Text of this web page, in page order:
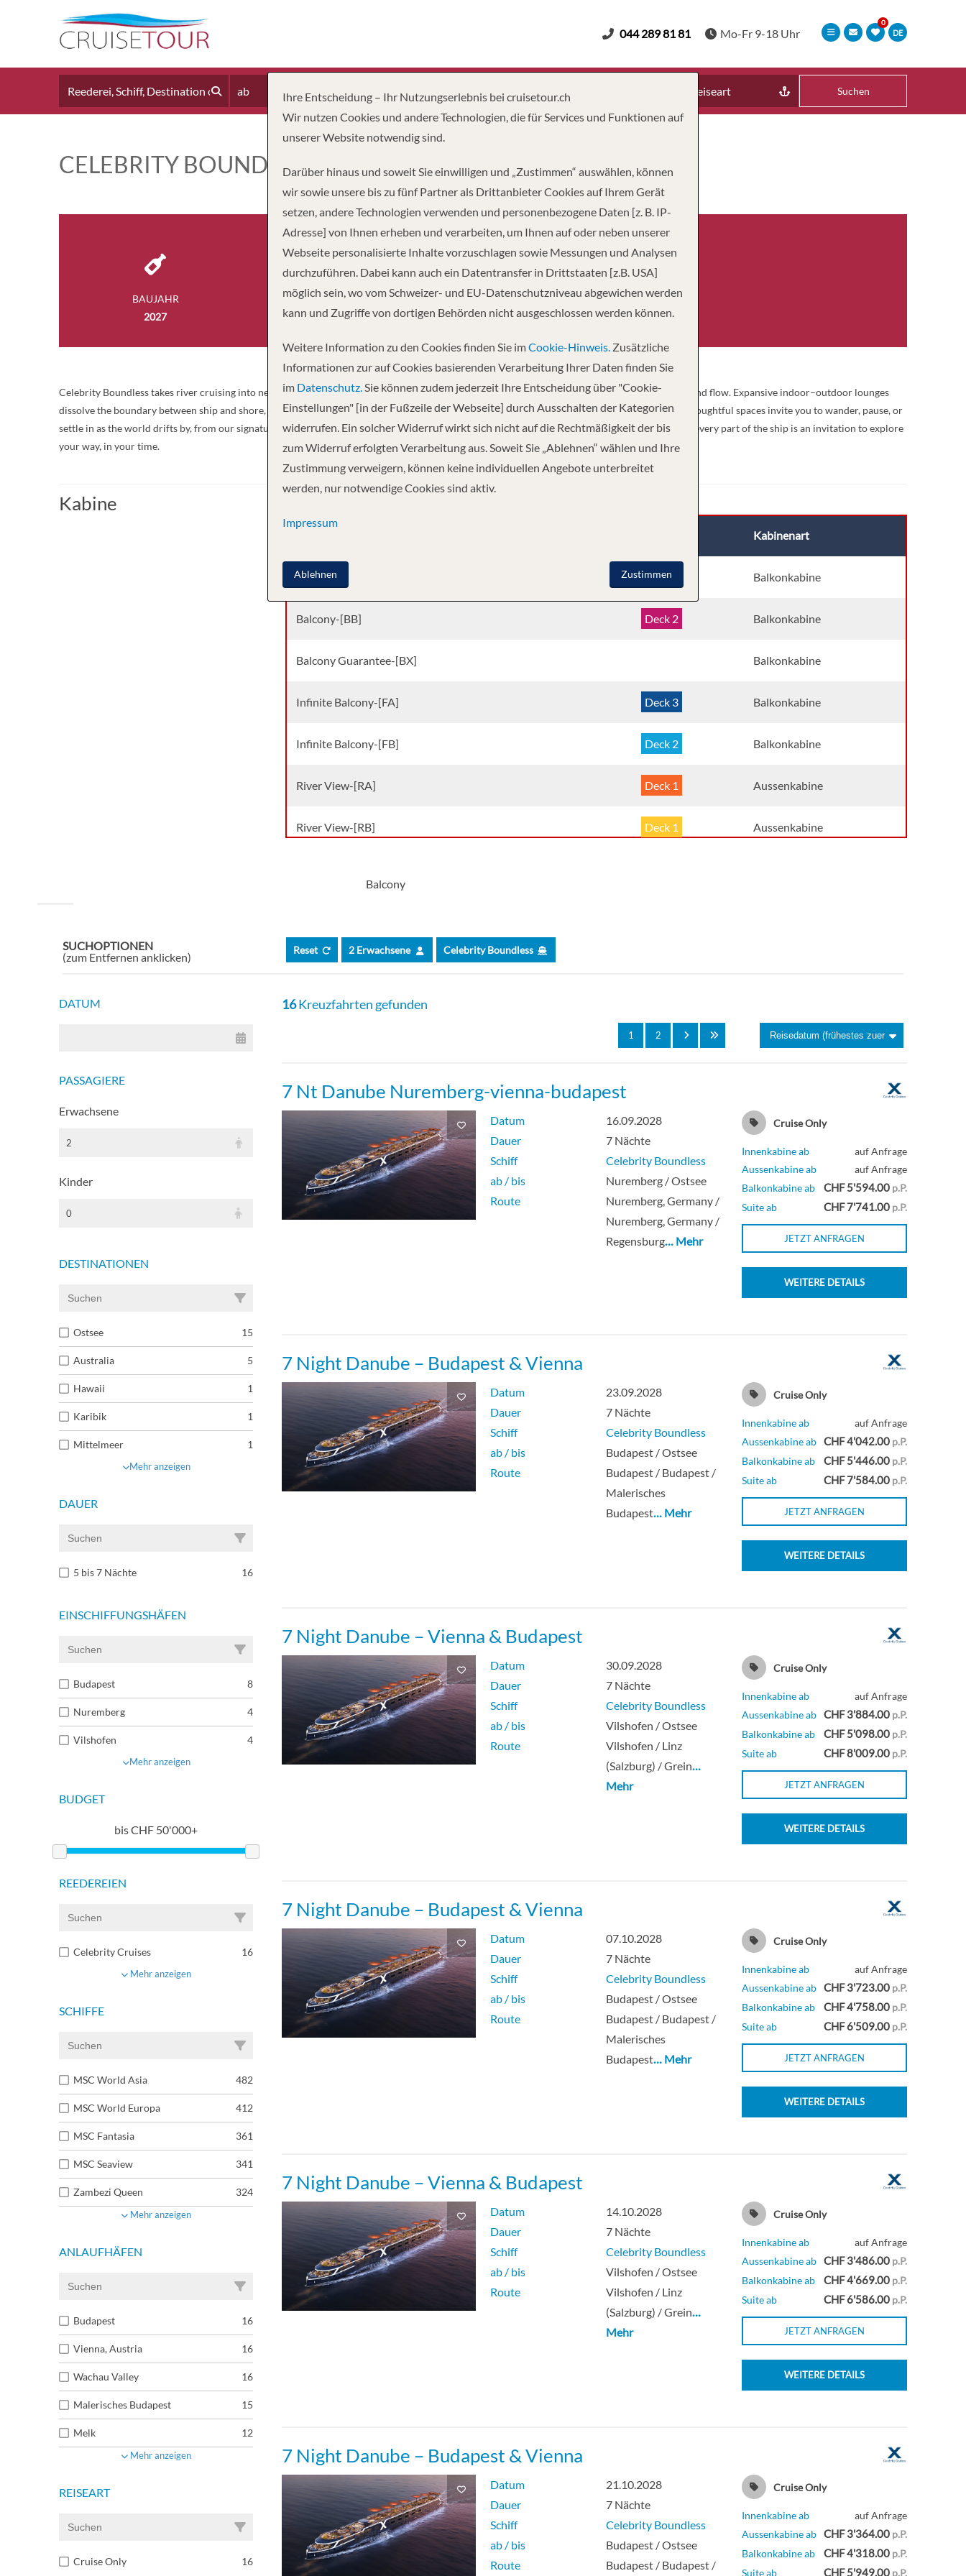
DE
044 289 81 81 Mo-Fr 9-18 Uhr
ab Erwachsene Kinder Reiseart Suchen
CELEBRITY BOUNDLESS
BAUJAHR
2027
Celebrity Boundless takes river cruising into new territory, pairing next-generation engineering with a design philosophy centered on freedom and flow. Expansive indoor–outdoor lounges
dissolve the boundary between ship and shore, while our hybrid-assisted propulsion keeps each journey quiet, smooth, and remarkably calm. Thoughtful spaces invite you to wander, pause, or
settle in as the world drifts by, from our signature cantilevered dining pods to open-air terraces created for conversation and connection. Here, every part of the ship is an invitation to explore
your way, in your time.
Kabine
Kabinenart
Balcony-[BA] Deck 3 Balkonkabine
Balcony-[BB] Deck 2 Balkonkabine
Balcony Guarantee-[BX] Balkonkabine
Infinite Balcony-[FA] Deck 3 Balkonkabine
Infinite Balcony-[FB] Deck 2 Balkonkabine
River View-[RA] Deck 1 Aussenkabine
River View-[RB] Deck 1 Aussenkabine
Vista Balcony Suite-[SB]
Suite
Balcony
SUCHOPTIONEN
(zum Entfernen anklicken)
Reset 2 Erwachsene Celebrity Boundless
DATUM
PASSAGIERE
Erwachsene
2
Kinder
0
DESTINATIONEN
Ostsee 15
Australia 5
Hawaii 1
Karibik 1
Mittelmeer 1
Mehr anzeigen
DAUER
5 bis 7 Nächte 16
EINSCHIFFUNGSHÄFEN
Budapest 8
Nuremberg 4
Vilshofen 4
Mehr anzeigen
BUDGET
bisCHF 50'000+
REEDEREIEN
Celebrity Cruises 16
Mehr anzeigen
SCHIFFE
MSC World Asia 482
MSC World Europa 412
MSC Fantasia 361
MSC Seaview 341
Zambezi Queen 324
Mehr anzeigen
ANLAUFHÄFEN
Budapest 16
Vienna, Austria 16
Wachau Valley 16
Malerisches Budapest 15
Melk 12
Mehr anzeigen
REISEART
Cruise Only 16
16Kreuzfahrten gefunden
1 2
7 Nt Danube Nuremberg-vienna-budapest
Datum
16.09.2028
Dauer
7 Nächte
Schiff
Celebrity Boundless
ab / bis
Nuremberg / Ostsee
Route
Nuremberg, Germany /
Nuremberg, Germany /
Regensburg… Mehr
Cruise Only
Innenkabine ab
auf Anfrage
Aussenkabine ab
auf Anfrage
Balkonkabine ab
CHF 5'594.00 p.P.
Suite ab
CHF 7'741.00 p.P.
JETZT ANFRAGEN
WEITERE DETAILS
7 Night Danube – Budapest & Vienna
Datum
23.09.2028
Dauer
7 Nächte
Schiff
Celebrity Boundless
ab / bis
Budapest / Ostsee
Route
Budapest / Budapest /
Malerisches
Budapest… Mehr
Cruise Only
Innenkabine ab
auf Anfrage
Aussenkabine ab CHF 4'042.00 p.P.
Balkonkabine ab
CHF 5'446.00 p.P.
Suite ab
CHF 7'584.00 p.P.
JETZT ANFRAGEN
WEITERE DETAILS
7 Night Danube – Vienna & Budapest
Datum
30.09.2028
Dauer
7 Nächte
Schiff
Celebrity Boundless
ab / bis
Vilshofen / Ostsee
Route
Vilshofen / Linz
(Salzburg) / Grein…
Mehr
Cruise Only
Innenkabine ab
auf Anfrage
Aussenkabine ab CHF 3'884.00 p.P.
Balkonkabine ab
CHF 5'098.00 p.P.
Suite ab
CHF 8'009.00 p.P.
JETZT ANFRAGEN
WEITERE DETAILS
7 Night Danube – Budapest & Vienna
Datum
07.10.2028
Dauer
7 Nächte
Schiff
Celebrity Boundless
ab / bis
Budapest / Ostsee
Route
Budapest / Budapest /
Malerisches
Budapest… Mehr
Cruise Only
Innenkabine ab
auf Anfrage
Aussenkabine ab CHF 3'723.00 p.P.
Balkonkabine ab
CHF 4'758.00 p.P.
Suite ab
CHF 6'509.00 p.P.
JETZT ANFRAGEN
WEITERE DETAILS
7 Night Danube – Vienna & Budapest
Datum
14.10.2028
Dauer
7 Nächte
Schiff
Celebrity Boundless
ab / bis
Vilshofen / Ostsee
Route
Vilshofen / Linz
(Salzburg) / Grein…
Mehr
Cruise Only
Innenkabine ab
auf Anfrage
Aussenkabine ab CHF 3'486.00 p.P.
Balkonkabine ab
CHF 4'669.00 p.P.
Suite ab
CHF 6'586.00 p.P.
JETZT ANFRAGEN
WEITERE DETAILS
7 Night Danube – Budapest & Vienna
Datum
21.10.2028
Dauer
7 Nächte
Schiff
Celebrity Boundless
ab / bis
Budapest / Ostsee
Route
Budapest / Budapest /
Cruise Only
Innenkabine ab
auf Anfrage
Aussenkabine ab CHF 3'364.00 p.P.
Balkonkabine ab
CHF 4'318.00 p.P.
Suite ab
CHF 5'949.00 p.P.
Ihre Entscheidung – Ihr Nutzungserlebnis bei cruisetour.ch
Wir nutzen Cookies und andere Technologien, die für Services und Funktionen auf
unserer Website notwendig sind.
Darüber hinaus und soweit Sie einwilligen und „Zustimmen“ auswählen, können
wir sowie unsere bis zu fünf Partner als Drittanbieter Cookies auf Ihrem Gerät
setzen, andere Technologien verwenden und personenbezogene Daten [z. B. IP-
Adresse] von Ihnen erheben und verarbeiten, um Ihnen auf oder neben unserer
Webseite personalisierte Inhalte vorzuschlagen sowie Messungen und Analysen
durchzuführen. Dabei kann auch ein Datentransfer in Drittstaaten [z.B. USA]
möglich sein, wo vom Schweizer- und EU-Datenschutzniveau abgewichen werden
kann und Zugriffe von dortigen Behörden nicht ausgeschlossen werden können.
Weitere Information zu den Cookies finden Sie imCookie-Hinweis. Zusätzliche
Informationen zur auf Cookies basierenden Verarbeitung Ihrer Daten finden Sie
im Datenschutz.Sie können zudem jederzeit Ihre Entscheidung über "Cookie-
Einstellungen" [in der Fußzeile der Webseite] durch Ausschalten der Kategorien
widerrufen. Ein solcher Widerruf wirkt sich nicht auf die Rechtmäßigkeit der bis
zum Widerruf erfolgten Verarbeitung aus. Soweit Sie „Ablehnen“ wählen und Ihre
Zustimmung verweigern, können keine individuellen Angebote unterbreitet
werden, nur notwendige Cookies sind aktiv.
Impressum
Zustimmen
Ablehnen